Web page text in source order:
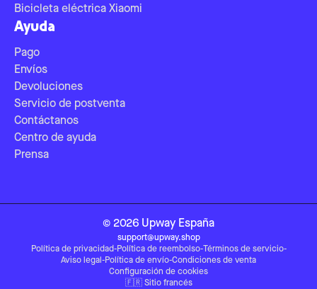
Bicicleta eléctrica Xiaomi
Ayuda
Pago
Envíos
Devoluciones
Servicio de postventa
Contáctanos
Centro de ayuda
Prensa
© 2026 Upway España
support@upway.shop
Política de privacidad-Política de reembolso-Términos de servicio-
Aviso legal -Política de envío-Condiciones de venta
Configuración de cookies
🇫🇷 Sitio francés